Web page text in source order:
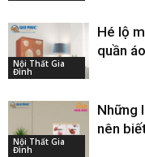
Nội Thất Gia
Đình
Hé lộ
quần
Nội Thất Gia
Đình
Những
nên